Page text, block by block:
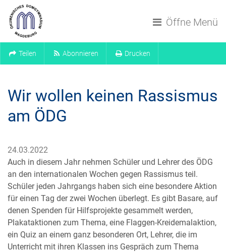
Öffne Menü
Teilen Abonnieren Drucken
Wir wollen keinen Rassismus
am ÖDG
24.03.2022
Auch in diesem Jahr nehmen Schüler und Lehrer des ÖDG
an den internationalen Wochen gegen Rassismus teil.
Schüler jeden Jahrgangs haben sich eine besondere Aktion
für einen Tag der zwei Wochen überlegt. Es gibt Basare, auf
denen Spenden für Hilfsprojekte gesammelt werden,
Plakataktionen zum Thema, eine Flaggen-Kreidemalaktion,
ein Quiz an einem ganz besonderen Ort, Lehrer, die im
Unterricht mit ihren Klassen ins Gespräch zum Thema